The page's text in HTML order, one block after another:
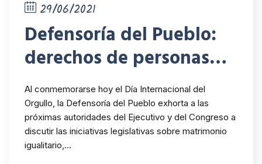
29/06/2021
Defensoría del Pueblo:
derechos de personas
LGBTI deben ser parte
de agenda de próximo
Gobierno y Congreso
Al conmemorarse hoy el Día Internacional del
Orgullo, la Defensoría del Pueblo exhorta a las
próximas autoridades del Ejecutivo y del Congreso a
discutir las iniciativas legislativas sobre matrimonio
igualitario,…